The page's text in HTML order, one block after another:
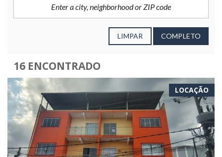
LIMPAR COMPLETO
16 ENCONTRADO
LOCAÇÃO